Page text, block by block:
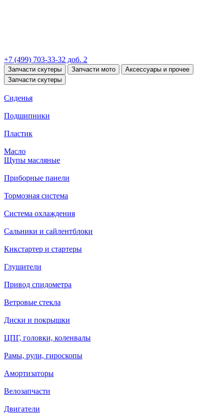
+7 (499) 703-33-32 доб. 2
Запчасти скутеры Запчасти мото
Аксессуары и прочее
Запчасти скутеры
Сиденья
Подшипники
Пластик
Масло
Щупы масляные
Приборные панели
Тормозная система
Система охлаждения
Сальники и сайлентблоки
Кикстартер и стартеры
Глушители
Привод спидометра
Ветровые стекла
Диски и покрышки
ЦПГ, головки, коленвалы
Рамы, рули, гироскопы
Амортизаторы
Велозапчасти
Двигатели